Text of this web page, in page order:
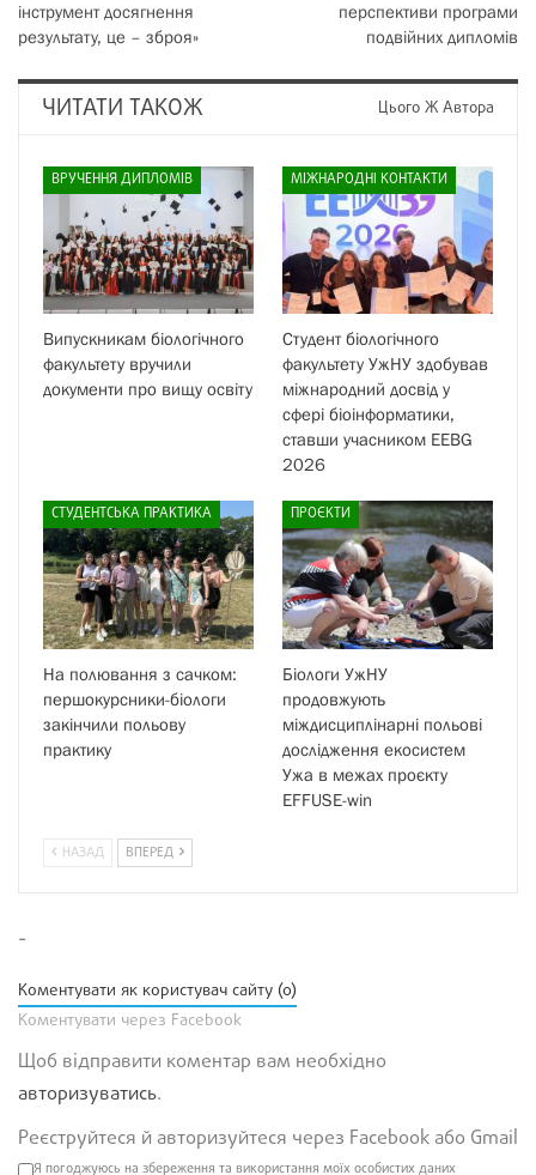
інструмент досягнення
результату, це – зброя»
перспективи програми
подвійних дипломів
ЧИТАТИ ТАКОЖ Цього Ж Автора
ВРУЧЕННЯ ДИПЛОМІВ
Випускникам біологічного
факультету вручили
документи про вищу освіту
МІЖНАРОДНІ КОНТАКТИ
Студент біологічного
факультету УжНУ здобував
міжнародний досвід у
сфері біоінформатики,
ставши учасником EEBG
2026
СТУДЕНТСЬКА ПРАКТИКА
На полювання з сачком:
першокурсники-біологи
закінчили польову
практику
ПРОЄКТИ
Біологи УжНУ
продовжують
міждисциплінарні польові
дослідження екосистем
Ужа в межах проєкту
EFFUSE-win
НАЗАД ВПЕРЕД
-
Коментувати як користувач сайту (0)
Коментувати через Facebook
Щоб відправити коментар вам необхідно
авторизуватись.
Реєструйтеся й авторизуйтеся через Facebook або Gmail
Я погоджуюсь на збереження та використання моїх особистих даних